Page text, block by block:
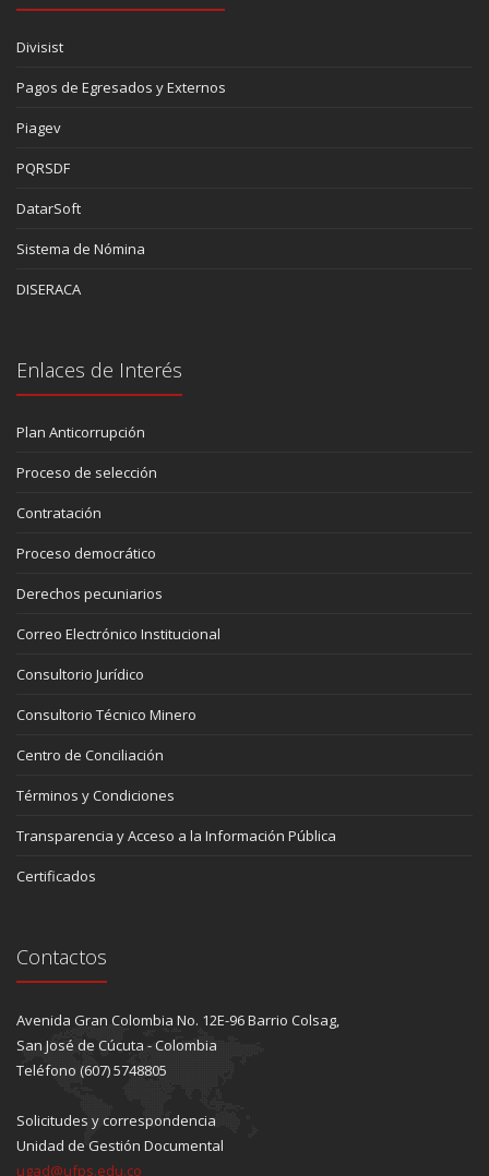
Divisist
Pagos de Egresados y Externos
Piagev
PQRSDF
DatarSoft
Sistema de Nómina
DISERACA
Enlaces de Interés
Plan Anticorrupción
Proceso de selección
Contratación
Proceso democrático
Derechos pecuniarios
Correo Electrónico Institucional
Consultorio Jurídico
Consultorio Técnico Minero
Centro de Conciliación
Términos y Condiciones
Transparencia y Acceso a la Información Pública
Certificados
Contactos
Avenida Gran Colombia No. 12E-96 Barrio Colsag,
San José de Cúcuta - Colombia
Teléfono (607) 5748805
Solicitudes y correspondencia
Unidad de Gestión Documental
ugad@ufps.edu.co